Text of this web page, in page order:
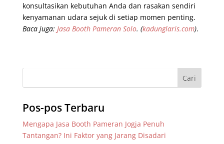
konsultasikan kebutuhan Anda dan rasakan sendiri
kenyamanan udara sejuk di setiap momen penting.
Baca juga: Jasa Booth Pameran Solo. (kadunglaris.com).
Pos-pos Terbaru
Mengapa Jasa Booth Pameran Jogja Penuh
Tantangan? Ini Faktor yang Jarang Disadari